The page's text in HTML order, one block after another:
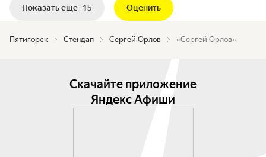
Показать ещё 15 Оценить
Пятигорск Стендап Сергей Орлов «Сергей Орлов»
Скачайте приложение
Яндекс Афиши